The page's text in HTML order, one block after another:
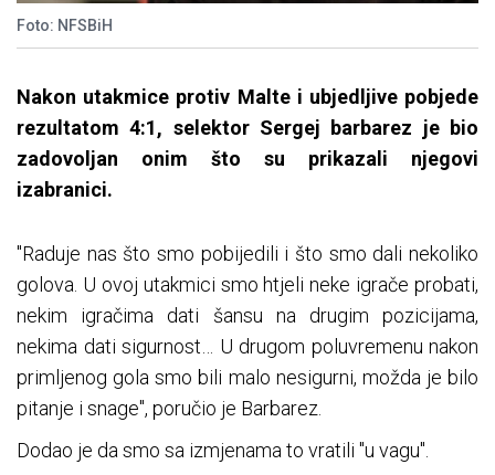
Foto: NFSBiH
Nakon utakmice protiv Malte i ubjedljive pobjede
rezultatom 4:1, selektor Sergej barbarez je bio
zadovoljan onim što su prikazali njegovi
izabranici.
"Raduje nas što smo pobijedili i što smo dali nekoliko
golova. U ovoj utakmici smo htjeli neke igrače probati,
nekim igračima dati šansu na drugim pozicijama,
nekima dati sigurnost… U drugom poluvremenu nakon
primljenog gola smo bili malo nesigurni, možda je bilo
pitanje i snage", poručio je Barbarez.
Dodao je da smo sa izmjenama to vratili "u vagu".